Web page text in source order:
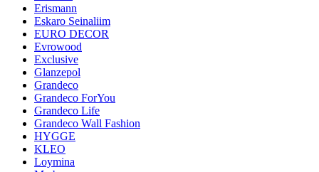
Erismann
Eskaro Seinaliim
EURO DECOR
Evrowood
Exclusive
Glanzepol
Grandeco
Grandeco ForYou
Grandeco Life
Grandeco Wall Fashion
HYGGE
KLEO
Loymina